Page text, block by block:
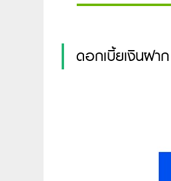
ดอกเบี้ยเงินฝา